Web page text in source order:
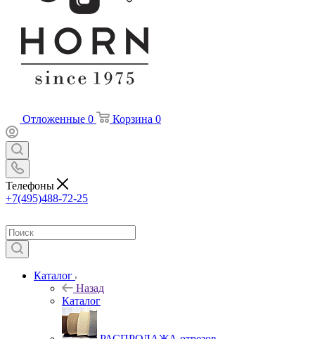
Отложенные 0 Корзина 0
Телефоны
+7(495)488-72-25
Каталог
Назад
Каталог